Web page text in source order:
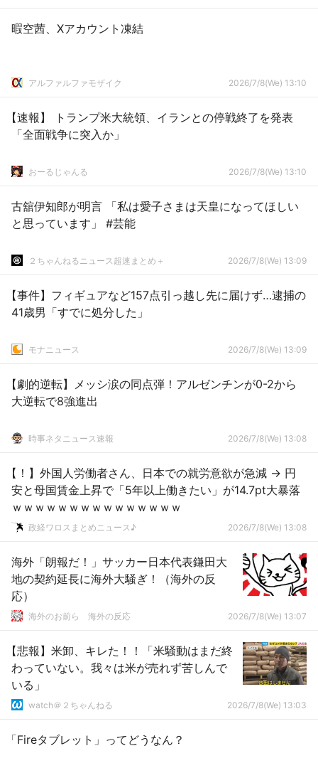
暇空茜、Xアカウント凍結
アルファルファモザイク 2026/7/8(We) 13:10
【速報】 トランプ米大統領、イランとの停戦終了を発表
「全面戦争に突入か」
おーるじゃんる 2026/7/8(We) 13:10
古舘伊知郎が明言 「私は愛子さまは天皇になってほしい
と思っています」 #芸能
２ちゃんねるニュース超速まとめ＋ 2026/7/8(We) 13:09
【事件】フィギュアなど157点引っ越し先に届けず…逮捕の
41歳男「すでに処分した」
モナニュース 2026/7/8(We) 13:09
【劇的逆転】メッシ涙の同点弾！アルゼンチンが0-2から
大逆転で8強進出
時事ネタニュース速報 2026/7/8(We) 13:08
【！】外国人労働者さん、日本での就労意欲が急減 → 円
安と母国賃金上昇で「5年以上働きたい」が14.7pt大暴落
ｗｗｗｗｗｗｗｗｗｗｗｗｗｗｗ
政経ワロスまとめニュース♪ 2026/7/8(We) 13:08
海外「朗報だ！」サッカー日本代表鎌田大
地の契約延長に海外大騒ぎ！（海外の反
応）
海外のお前ら 海外の反応 2026/7/8(We) 13:07
【悲報】米卸、キレた！！「米騒動はまだ終
わっていない。我々は米が売れず苦しんで
いる」
watch＠２ちゃんねる 2026/7/8(We) 13:03
「Fireタブレット」ってどうなん？